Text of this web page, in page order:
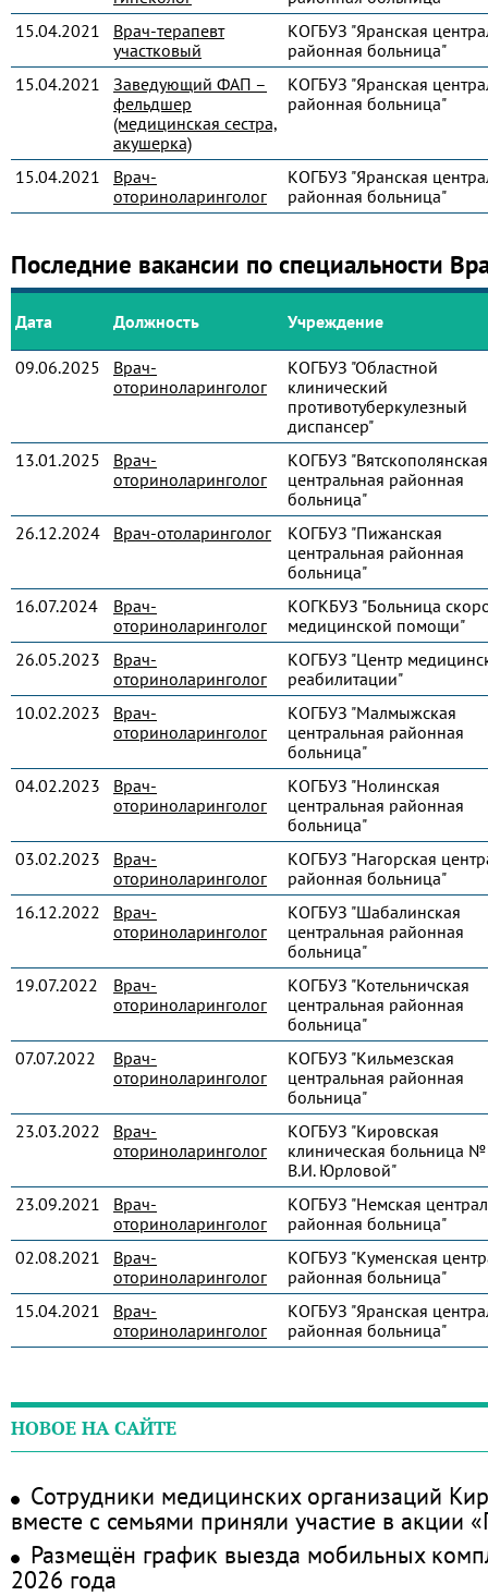
15.04.2021
Врач-терапевт
участковый
КОГБУЗ "Яранская
районная больница"
15.04.2021
Заведующий ФАП –
фельдшер
(медицинская сестра,
акушерка)
КОГБУЗ "Яранская
районная больница"
15.04.2021
Врач-
оториноларинголог
КОГБУЗ "Яранская
районная больница"
Последние вакансии по специальности
Дата Должность Учреждение
09.06.2025
Врач-
оториноларинголог
КОГБУЗ "Областной
клинический
противотуберкулезный
диспансер"
13.01.2025
Врач-
оториноларинголог
КОГБУЗ "Вятскополянская
центральная районная
больница"
26.12.2024
Врач-отоларинголог
КОГБУЗ "Пижанская
центральная районная
больница"
16.07.2024
Врач-
оториноларинголог
КОГКБУЗ "Больница
медицинской помощи"
26.05.2023
Врач-
оториноларинголог
КОГБУЗ "Центр
реабилитации"
10.02.2023
Врач-
оториноларинголог
КОГБУЗ "Малмыжская
центральная районная
больница"
04.02.2023
Врач-
оториноларинголог
КОГБУЗ "Нолинская
центральная районная
больница"
03.02.2023
Врач-
оториноларинголог
КОГБУЗ "Нагорская
районная больница"
16.12.2022
Врач-
оториноларинголог
КОГБУЗ "Шабалинская
центральная районная
больница"
19.07.2022
Врач-
оториноларинголог
КОГБУЗ "Котельничская
центральная районная
больница"
07.07.2022
Врач-
оториноларинголог
КОГБУЗ "Кильмезская
центральная районная
больница"
23.03.2022
Врач-
оториноларинголог
КОГБУЗ "Кировская
клиническая больница
В.И. Юрловой"
23.09.2021
Врач-
оториноларинголог
КОГБУЗ "Немская
районная больница"
02.08.2021
Врач-
оториноларинголог
КОГБУЗ "Куменская
районная больница"
15.04.2021
Врач-
оториноларинголог
КОГБУЗ "Яранская
районная больница"
НОВОЕ НА САЙТЕ
Сотрудники медицинских организаций
вместе с семьями приняли участие в акции
Размещён график выезда мобильных
2026 года